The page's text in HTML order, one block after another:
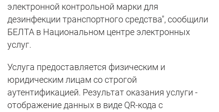
электронной контрольной марки для
дезинфекции транспортного средства", сообщили
БЕЛТА в Национальном центре электронных
услуг.
Услуга предоставляется физическим и
юридическим лицам со строгой
аутентификацией. Результат оказания услуги -
отображение данных в виде QR-кода с